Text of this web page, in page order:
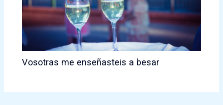
Vosotras me enseñasteis a besar